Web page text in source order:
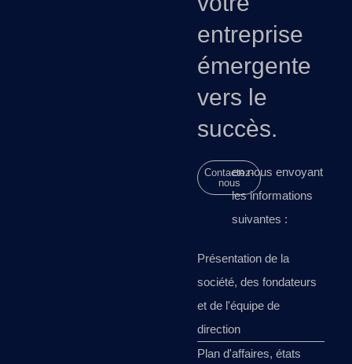
Contactez-
nous
en nous envoyant
les informations
suivantes :
Présentation de la
société, des fondateurs
et de l'équipe de
direction
Plan d'affaires, états
entreprise
émergente
vers le
succès.